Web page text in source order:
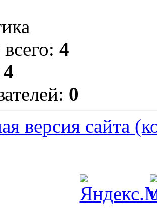
4
4
0
версия сайта